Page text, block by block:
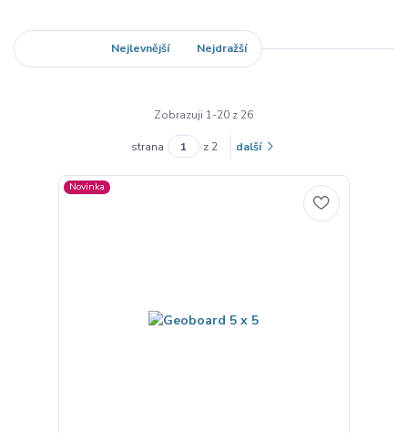
Nejlevnější Nejdražší
Zobrazuji 1-20 z 26
strana z 2 další
Novinka